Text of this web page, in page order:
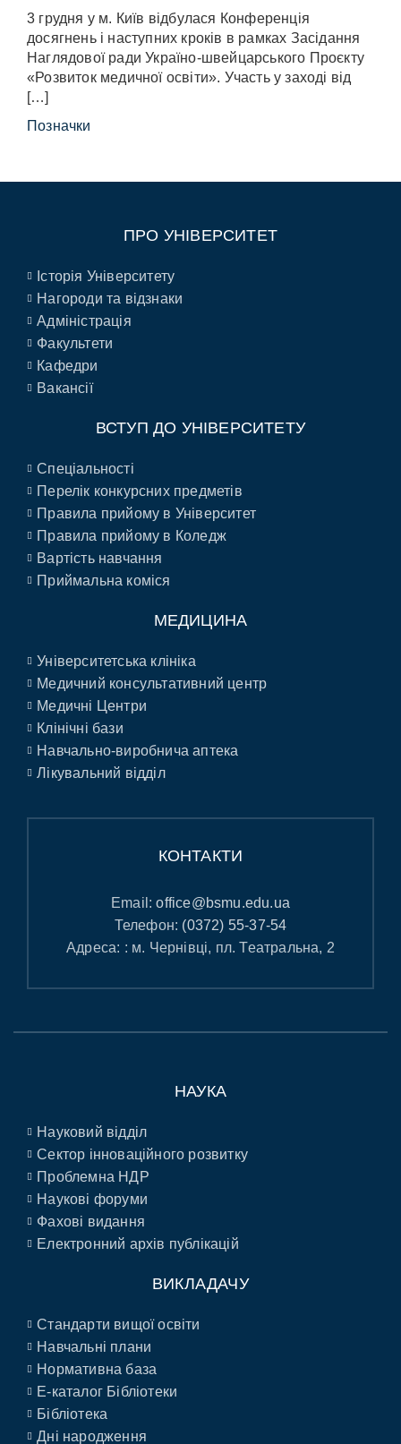
3 грудня у м. Київ відбулася Конференція
досягнень і наступних кроків в рамках Засідання
Наглядової ради Україно-швейцарського Проєкту
«Розвиток медичної освіти». Участь у заході від
[…]
Позначки
ПРО УНІВЕРСИТЕТ
Історія Університету
Нагороди та відзнаки
Адміністрація
Факультети
Кафедри
Вакансії
ВСТУП ДО УНІВЕРСИТЕТУ
Спеціальності
Перелік конкурсних предметів
Правила прийому в Університет
Правила прийому в Коледж
Вартість навчання
Приймальна коміся
МЕДИЦИНА
Університетська клініка
Медичний консультативний центр
Медичні Центри
Клінічні бази
Навчально-виробнича аптека
Лікувальний відділ
КОНТАКТИ
Email:office@bsmu.edu.ua
Телефон: (0372) 55-37-54
Адреса: : м. Чернівці, пл. Театральна, 2
НАУКА
Науковий відділ
Сектор інноваційного розвитку
Проблемна НДР
Наукові форуми
Фахові видання
Електронний архів публікацій
ВИКЛАДАЧУ
Стандарти вищої освіти
Навчальні плани
Нормативна база
E-каталог Бібліотеки
Бібліотека
Дні народження